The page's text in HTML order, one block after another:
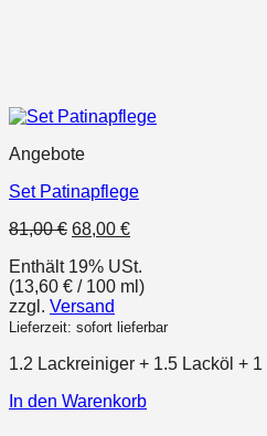
Angebote
Set Patinapflege
81,00€ Ursprünglicher
war:
81,00 €
68,00 €Aktueller
ist:
68,00 €.
Enthält 19% USt.
(13,60 € / 100 ml)
zzgl. Versand
Lieferzeit: sofort lieferbar
1.2 Lackreiniger + 1.5 Lacköl +
In den Warenkorb